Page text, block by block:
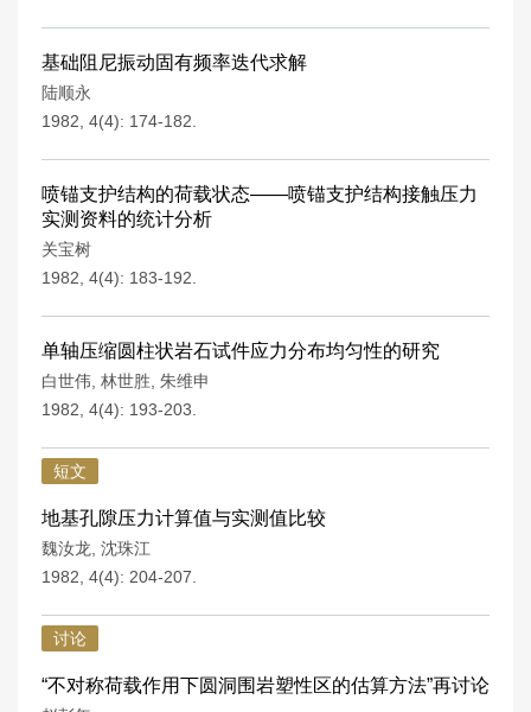
基础阻尼振动固有频率迭代求解
陆顺永
1982, 4(4): 174-182.
喷锚支护结构的荷载状态——喷锚支护结构接触压力
实测资料的统计分析
关宝树
1982, 4(4): 183-192.
单轴压缩圆柱状岩石试件应力分布均匀性的研究
白世伟 林世胜 朱维申
1982, 4(4): 193-203.
短文
地基孔隙压力计算值与实测值比较
魏汝龙 沈珠江
1982, 4(4): 204-207.
讨论
“不对称荷载作用下圆洞围岩塑性区的估算方法”再讨论